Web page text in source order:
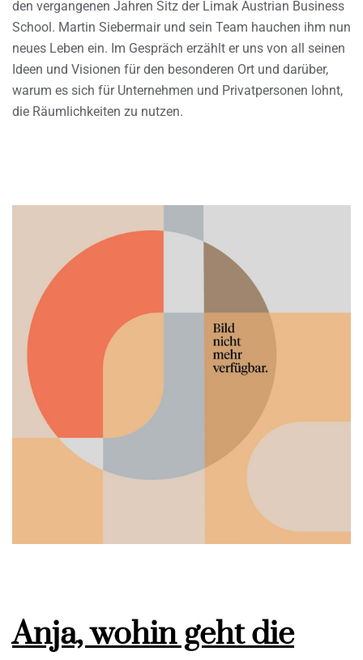
den vergangenen Jahren Sitz der Limak Austrian Business
School. Martin Siebermair und sein Team hauchen ihm nun
neues Leben ein. Im Gespräch erzählt er uns von all seinen
Ideen und Visionen für den besonderen Ort und darüber,
warum es sich für Unternehmen und Privatpersonen lohnt,
die Räumlichkeiten zu nutzen.
Anja, wohin geht die